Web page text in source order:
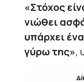
«Στόχος
νιώθει
υπάρχει
γύρω της»,